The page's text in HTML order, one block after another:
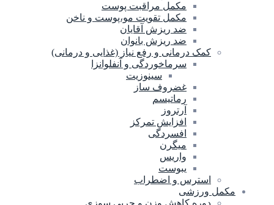
مکمل مراقبت پوست
مکمل تقویت مو،پوست و ناخن
ضد ریزش آقایان
ضد ریزش بانوان
کمک درمانی و رفع نیاز (غذایی و درمانی)
سرماخوردگی و آنفلوانزا
سینوزیت
غضروف ساز
رماتیسم
آرتروز
افزایش تمرکز
افسردگی
میگرن
واریس
یبوست
استرس و اضطراب
مکمل ورزشی
دوره کاهش وزن و چربی سوزی